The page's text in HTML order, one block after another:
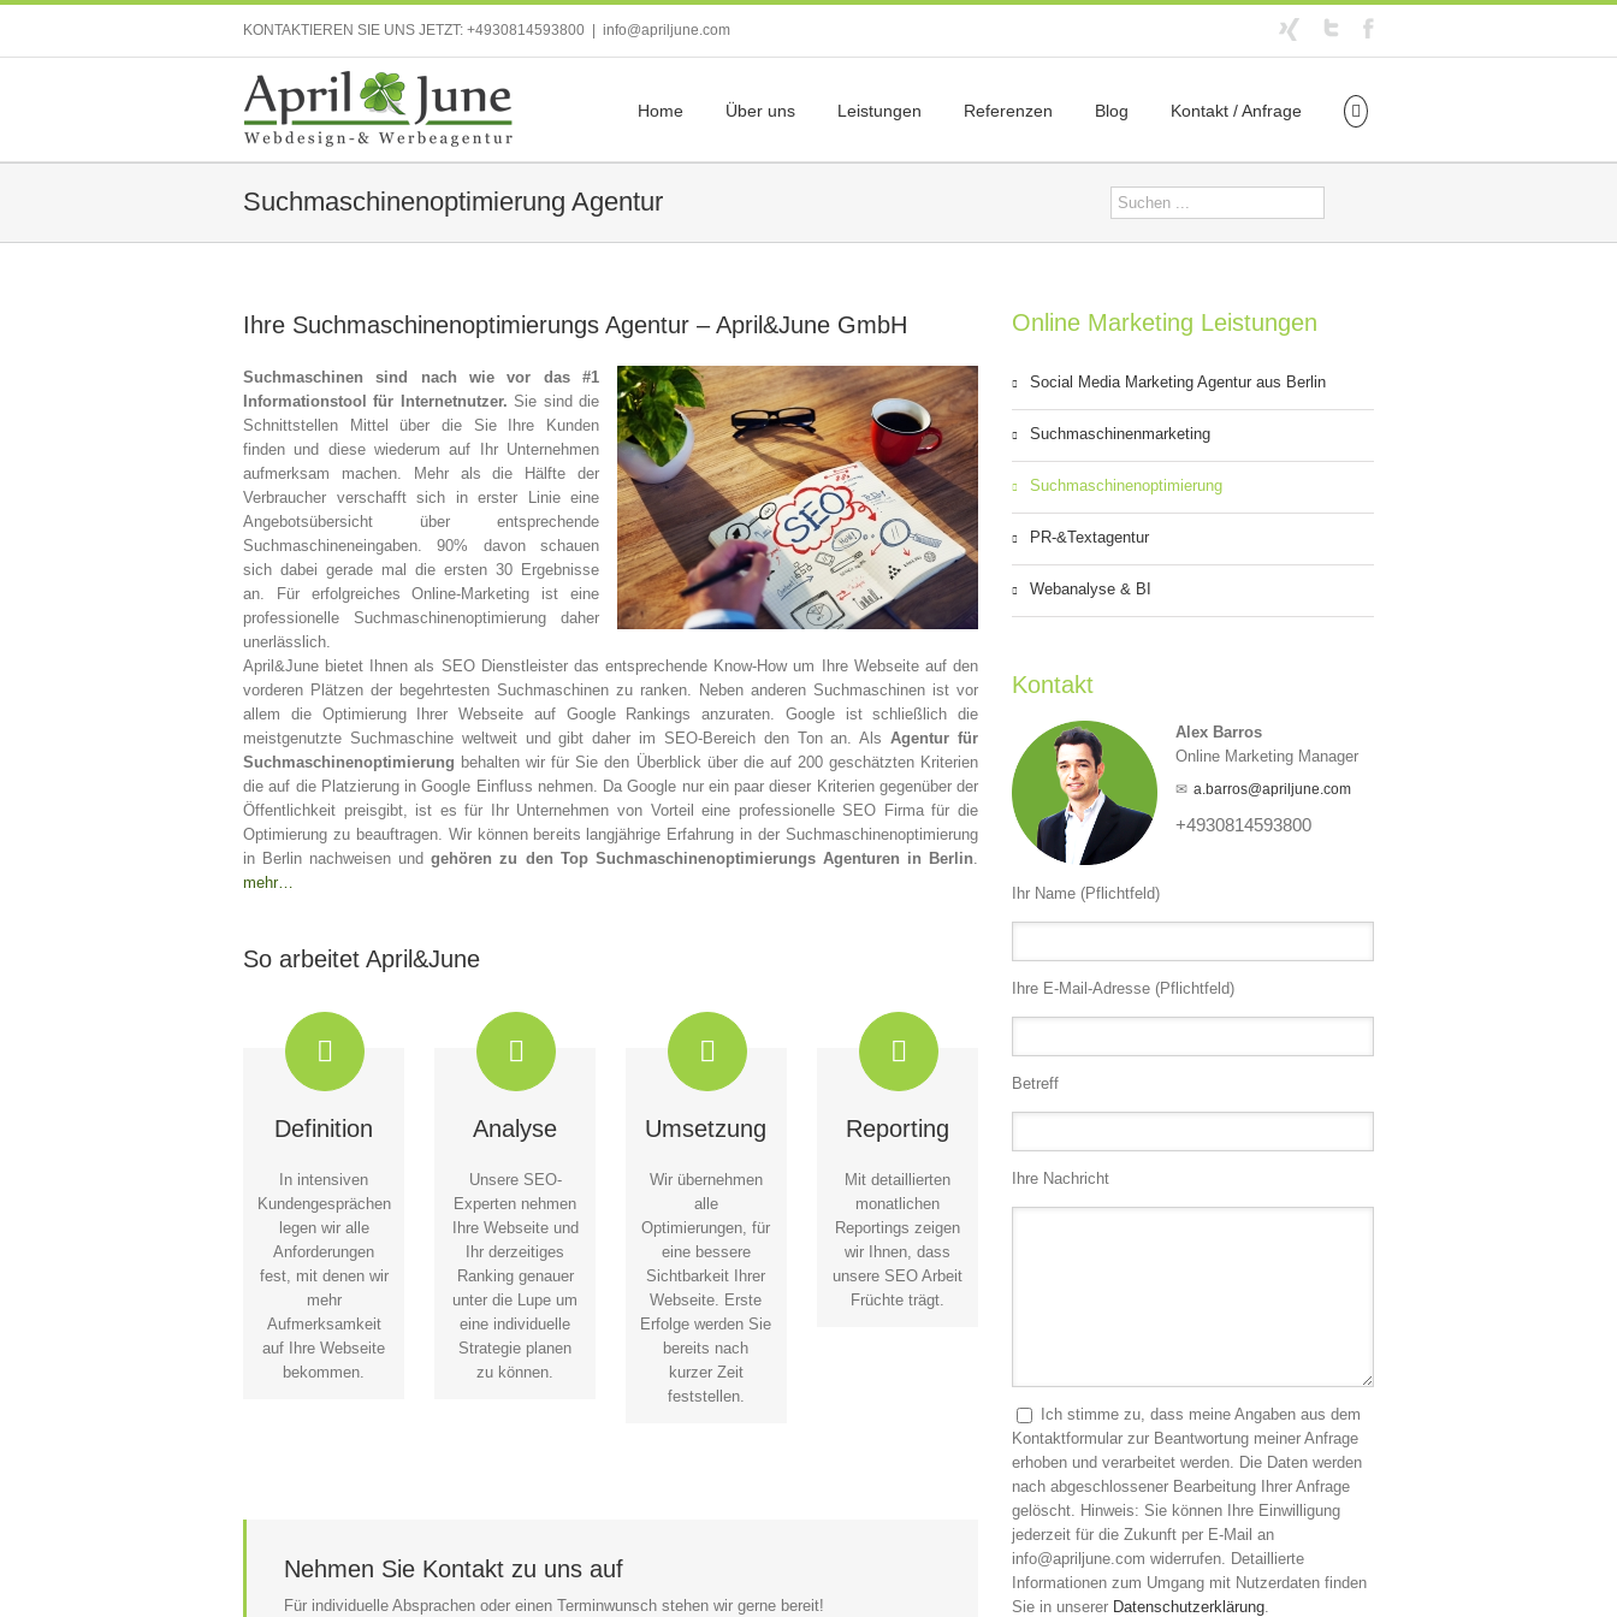
KONTAKTIEREN SIE UNS JETZT: +4930814593800 info@apriljune.com
Home Über uns Leistungen Referenzen Blog Kontakt / Anfrage
Suchmaschinenoptimierung Agentur
Ihre Suchmaschinenoptimierungs Agentur – April&June GmbH
Suchmaschinen sind nach wie vor das #1
Informationstool für Internetnutzer. Sie sind die
Schnittstellen Mittel über die Sie Ihre Kunden
finden und diese wiederum auf Ihr Unternehmen
aufmerksam machen. Mehr als die Hälfte der
Verbraucher verschafft sich in erster Linie eine
Angebotsübersicht über entsprechende
Suchmaschineneingaben. 90% davon schauen
sich dabei gerade mal die ersten 30 Ergebnisse
an. Für erfolgreiches Online-Marketing ist eine
professionelle Suchmaschinenoptimierung daher
unerlässlich.
April&June bietet Ihnen als SEO Dienstleister das entsprechende Know-How um Ihre Webseite auf den
vorderen Plätzen der begehrtesten Suchmaschinen zu ranken. Neben anderen Suchmaschinen ist vor
allem die Optimierung Ihrer Webseite auf Google Rankings anzuraten. Google ist schließlich die
meistgenutzte Suchmaschine weltweit und gibt daher im SEO-Bereich den Ton an. AlsAgentur für
Suchmaschinenoptimierung behalten wir für Sie den Überblick über die auf 200 geschätzten Kriterien
die auf die Platzierung in Google Einfluss nehmen. Da Google nur ein paar dieser Kriterien gegenüber der
Öffentlichkeit preisgibt, ist es für Ihr Unternehmen von Vorteil eine professionelle SEO Firma für die
Optimierung zu beauftragen. Wir können bereits langjährige Erfahrung in der Suchmaschinenoptimierung
in Berlin nachweisen undgehören zu den Top Suchmaschinenoptimierungs Agenturen in Berlin.
mehr…
So arbeitet April&June
Definition
In intensiven
Kundengesprächen
legen wir alle
Anforderungen
fest, mit denen wir
mehr
Aufmerksamkeit
auf Ihre Webseite
bekommen.
Analyse
Unsere SEO-
Experten nehmen
Ihre Webseite und
Ihr derzeitiges
Ranking genauer
unter die Lupe um
eine individuelle
Strategie planen
zu können.
Umsetzung
Wir übernehmen
alle
Optimierungen, für
eine bessere
Sichtbarkeit Ihrer
Webseite. Erste
Erfolge werden Sie
bereits nach
kurzer Zeit
feststellen.
Reporting
Mit detaillierten
monatlichen
Reportings zeigen
wir Ihnen, dass
unsere SEO Arbeit
Früchte trägt.
Nehmen Sie Kontakt zu uns auf
Für individuelle Absprachen oder einen Terminwunsch stehen wir gerne bereit!
Online Marketing Leistungen
Social Media Marketing Agentur aus Berlin
Suchmaschinenmarketing
Suchmaschinenoptimierung
PR-&Textagentur
Webanalyse & BI
Kontakt
Alex Barros
Online Marketing Manager
a.barros@apriljune.com
+4930814593800
Ihr Name (Pflichtfeld)
Ihre E-Mail-Adresse (Pflichtfeld)
Betreff
Ihre Nachricht
Ich stimme zu, dass meine Angaben aus dem
Kontaktformular zur Beantwortung meiner Anfrage
erhoben und verarbeitet werden. Die Daten werden
nach abgeschlossener Bearbeitung Ihrer Anfrage
gelöscht. Hinweis: Sie können Ihre Einwilligung
jederzeit für die Zukunft per E-Mail an
info@apriljune.com widerrufen. Detaillierte
Informationen zum Umgang mit Nutzerdaten finden
Sie in unserer Datenschutzerklärung.